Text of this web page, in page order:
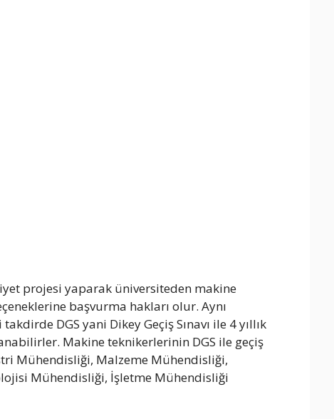
projesi yaparak üniversiteden makine
başvurma hakları olur. Aynı
DGS yani Dikey Geçiş Sınavı ile 4 yıllık
Makine teknikerlerinin DGS ile geçiş
Mühendisliği, Malzeme Mühendisliği,
Mühendisliği, İşletme Mühendisliği